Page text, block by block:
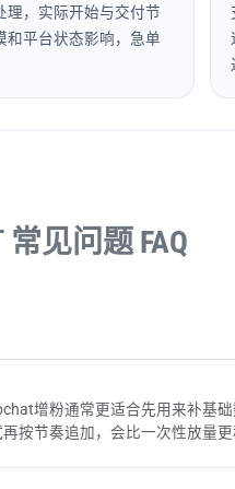
理，实际开始与交付节
和平台状态影响，急单
常见问题 FAQ
增粉通常更适合先用来补基
按节奏追加，会比一次性放量更